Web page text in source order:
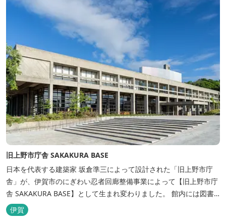
旧上野市庁舎 SAKAKURA BASE
日本を代表する建築家 坂倉準三によって設計された「旧上野市庁
舎」が、伊賀市のにぎわい忍者回廊整備事業によって【旧上野市庁
舎 SAKAKURA BASE】として生まれ変わりました。 館内には図書
館やホテル、カフェがあるほか、観光案内所「伊賀市観光インフォ
メーションセンター」や伊賀の逸品を取り揃えた「伊賀百貨
伊賀